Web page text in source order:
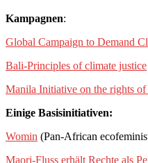
Kampagnen:
Global Campaign to Demand
Bali-Principles of climate justice
Manila Initiative on the rights of
Einige Basisinitiativen:
Womin (Pan-African
Maori-Fluss erhält Rechte als